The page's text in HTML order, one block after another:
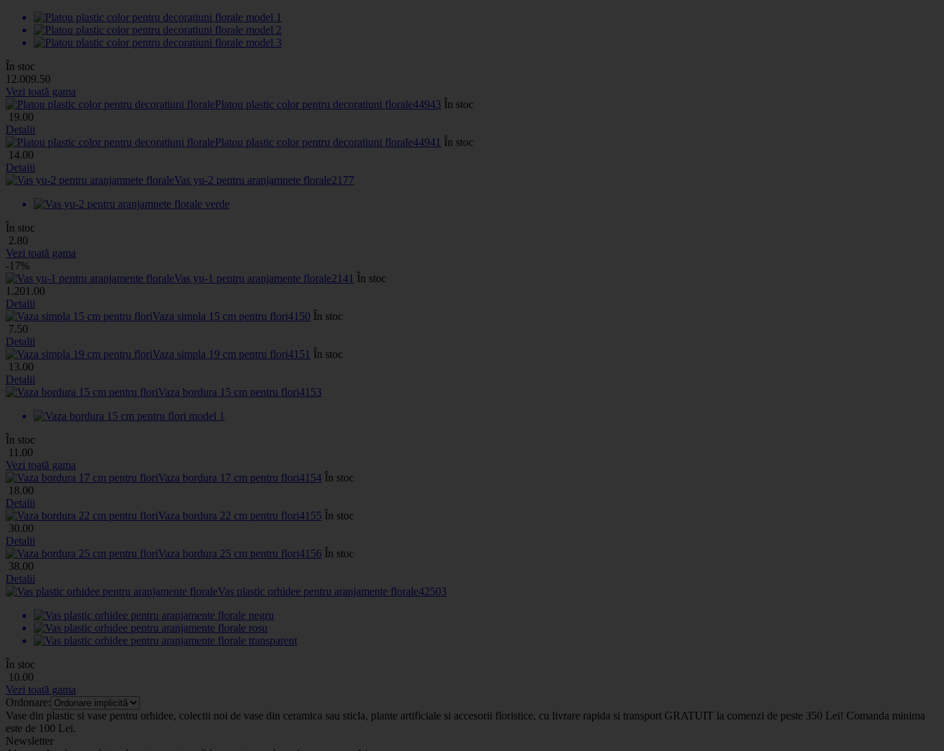
În stoc
12.009.50
Vezi toată gama
Platou plastic color pentru decoratiuni florale44943 În stoc
19.00
Detalii
Platou plastic color pentru decoratiuni florale44941 În stoc
14.00
Detalii
Vas yu-2 pentru aranjamnete florale2177
În stoc
2.80
Vezi toată gama
-17%
Vas yu-1 pentru aranjamente florale2141 În stoc
1 .201 .00
Detalii
Vaza simpla 15 cm pentru flori4150 În stoc
7.50
Detalii
Vaza simpla 19 cm pentru flori4151 În stoc
13.00
Detalii
Vaza bordura 15 cm pentru flori4153
În stoc
11 .00
Vezi toată gama
Vaza bordura 17 cm pentru flori4154 În stoc
18.00
Detalii
Vaza bordura 22 cm pentru flori4155 În stoc
30.00
Detalii
Vaza bordura 25 cm pentru flori4156 În stoc
38.00
Detalii
Vas plastic orhidee pentru aranjamente florale42503
În stoc
10.00
Vezi toată gama
Ordonare:
Vase din plastic si vase pentru orhidee, colectii noi de vase din ceramica sau sticla, plante artificiale si accesorii floristice, cu livrare rapida si transport GRATUIT la comenzi de peste 350 Lei! Comanda minima
este de 100 Lei.
Newsletter